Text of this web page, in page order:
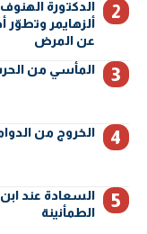
الدكتورة
ألزهايمر وتطوّر
عن المرض
المأسي من
الخروج من
السعادة عند
الطمأنينة